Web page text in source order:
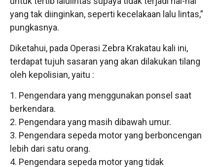
yang tak diinginkan, seperti kecelakaan lalu lintas,”
pungkasnya.
Diketahui, pada Operasi Zebra Krakatau kali ini,
terdapat tujuh sasaran yang akan dilakukan tilang
oleh kepolisian, yaitu :
1. Pengendara yang menggunakan ponsel saat
berkendara.
2. Pengendara yang masih dibawah umur.
3. Pengendara sepeda motor yang berboncengan
lebih dari satu orang.
4. Pengendara sepeda motor yang tidak